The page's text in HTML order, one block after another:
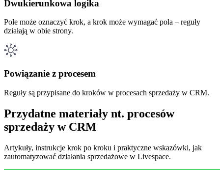
Dwukierunkowa logika
Pole może oznaczyć krok, a krok może wymagać pola – reguły
działają w obie strony.
Powiązanie z procesem
Reguły są przypisane do kroków w procesach sprzedaży w CRM.
Przydatne materiały nt. procesów
sprzedaży w CRM
Artykuły, instrukcje krok po kroku i praktyczne wskazówki, jak
zautomatyzować działania sprzedażowe w Livespace.